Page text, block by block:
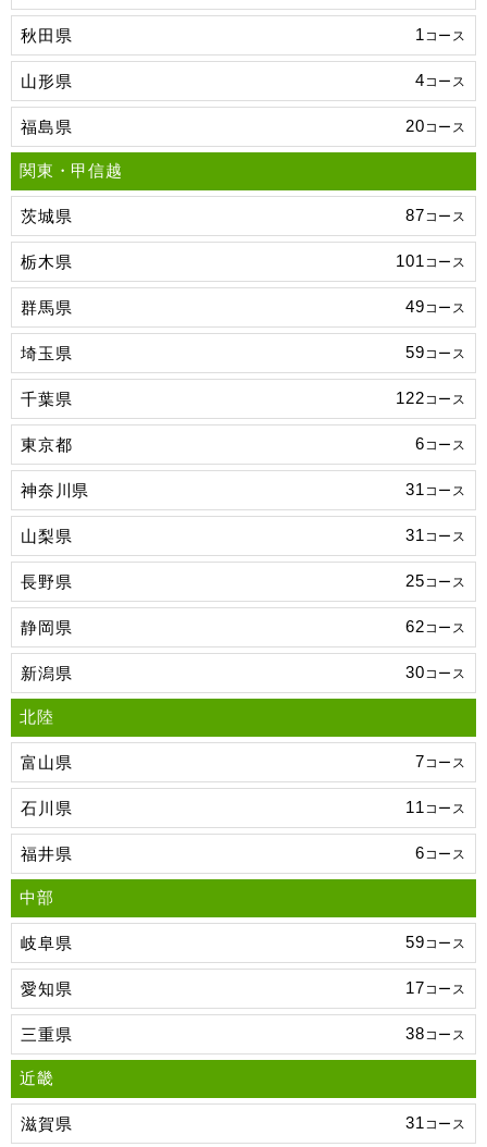
秋田県 1 コース
山形県 4コース
福島県 20コース
関東・甲信越
茨城県 87コース
栃木県 101 コース
群馬県 49コース
埼玉県 59コース
千葉県 122コース
東京都 6コース
神奈川県 31 コース
山梨県 31 コース
長野県 25コース
静岡県 62コース
新潟県 30コース
北陸
富山県 7コース
石川県 11 コース
福井県 6コース
中部
岐阜県 59コース
愛知県 17コース
三重県 38コース
近畿
滋賀県 31 コース